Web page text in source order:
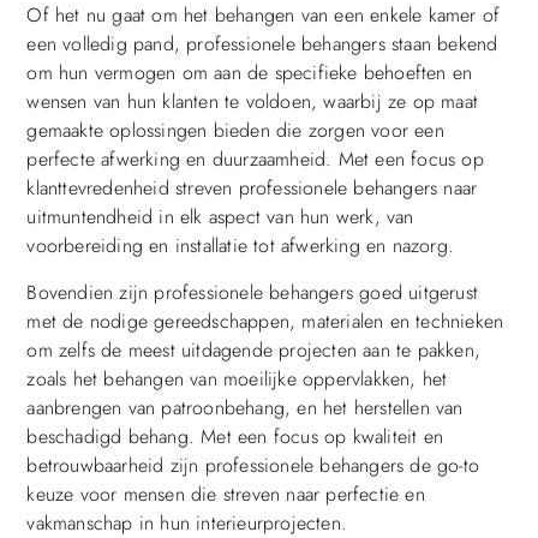
Of het nu gaat om het behangen van een enkele kamer of
een volledig pand, professionele behangers staan bekend
om hun vermogen om aan de specifieke behoeften en
wensen van hun klanten te voldoen, waarbij ze op maat
gemaakte oplossingen bieden die zorgen voor een
perfecte afwerking en duurzaamheid. Met een focus op
klanttevredenheid streven professionele behangers naar
uitmuntendheid in elk aspect van hun werk, van
voorbereiding en installatie tot afwerking en nazorg.
Bovendien zijn professionele behangers goed uitgerust
met de nodige gereedschappen, materialen en technieken
om zelfs de meest uitdagende projecten aan te pakken,
zoals het behangen van moeilijke oppervlakken, het
aanbrengen van patroonbehang, en het herstellen van
beschadigd behang. Met een focus op kwaliteit en
betrouwbaarheid zijn professionele behangers de go-to
keuze voor mensen die streven naar perfectie en
vakmanschap in hun interieurprojecten.